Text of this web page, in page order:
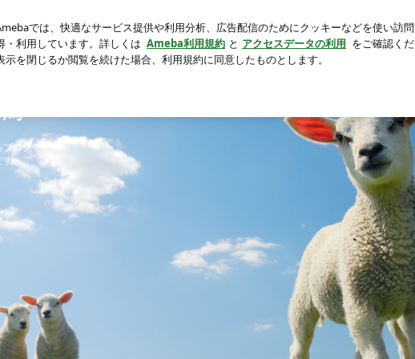
心から始まる平和の実現方法。 | からし種と空の鳥
菜 鮭が主菜の夕食献立 ログ
ログです。
す。